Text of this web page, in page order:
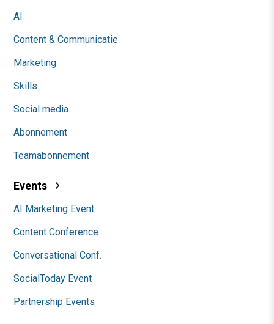
AI
Content & Communicatie
Marketing
Skills
Social media
Abonnement
Teamabonnement
Events
AI Marketing Event
Content Conference
Conversational Conf.
SocialToday Event
Partnership Events